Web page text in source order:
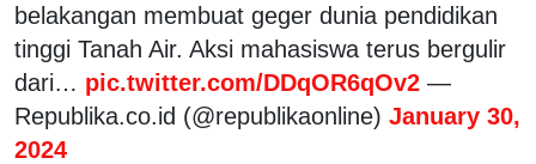
belakangan membuat geger dunia pendidikan
tinggi Tanah Air. Aksi mahasiswa terus bergulir
dari… pic.twitter.com/DDqOR6qOv2 —
Republika.co.id (@republikaonline) January 30,
2024